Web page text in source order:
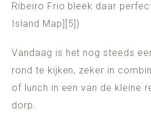
Ribeiro Frio bleek daar
Island Map][5])
Vandaag is het nog steeds
rond te kijken, zeker in
of lunch in een van de kleine
dorp.